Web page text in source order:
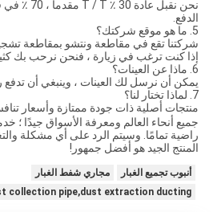
الدفع.
5. ما هو موقع شركتك؟
شركتنا تقع في مقاطعة ونتشو بمقاطعة
إذا كنت ترغب في زيارة ، فنحن نرحب بك
6. ماذا عن العينات؟
يمكن أن نرسل لك العينات ، وينبغي أن
7. لماذا تختار لنا؟
منتجات أصلية ذات جودة ممتازة وأسعار
جميع أنحاء العالم ومعرفة الأسواق جيدًا ؛
راضية تمامًا. وسيتم الرد على أي مشكلة
المنتج الجيد هو أفضل جمهور!
أنبوب تجميع الغبار
مجاري شفط الغبار
collection pipe,dust extraction ducting